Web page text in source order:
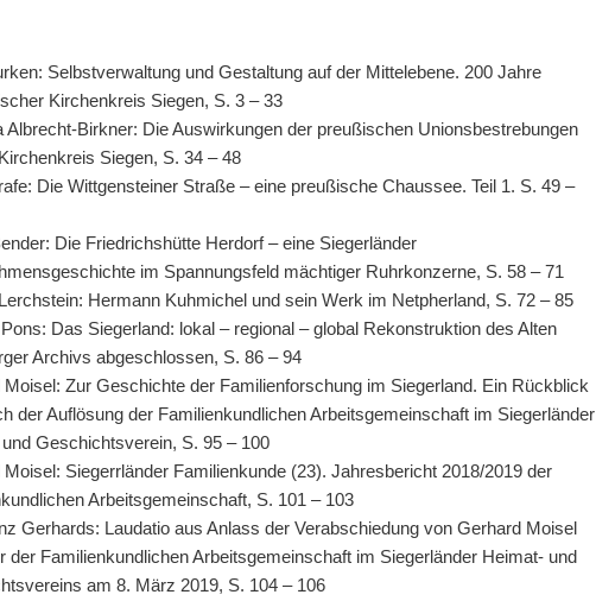
Selbstverwaltung und Gestaltung auf der Mittelebene. 200 Jahre
Kirchenkreis Siegen, S. 3 – 33
Albrecht-Birkner: Die Auswirkungen der preußischen Unionsbestrebungen
Siegen, S. 34 – 48
Die Wittgensteiner Straße – eine preußische Chaussee. Teil 1. S. 49 –
Die Friedrichshütte Herdorf – eine Siegerländer
im Spannungsfeld mächtiger Ruhrkonzerne, S. 58 – 71
Hermann Kuhmichel und sein Werk im Netpherland, S. 72 – 85
Das Siegerland: lokal – regional – global Rekonstruktion des Alten
Archivs abgeschlossen, S. 86 – 94
Moisel: Zur Geschichte der Familienforschung im Siegerland. Ein Rückblick
der Auflösung der Familienkundlichen Arbeitsgemeinschaft im Siegerländer
Geschichtsverein, S. 95 – 100
Moisel: Siegerrländer Familienkunde (23). Jahresbericht 2018/2019 der
Arbeitsgemeinschaft, S. 101 – 103
Gerhards: Laudatio aus Anlass der Verabschiedung von Gerhard Moisel
der Familienkundlichen Arbeitsgemeinschaft im Siegerländer Heimat- und
am 8. März 2019, S. 104 – 106